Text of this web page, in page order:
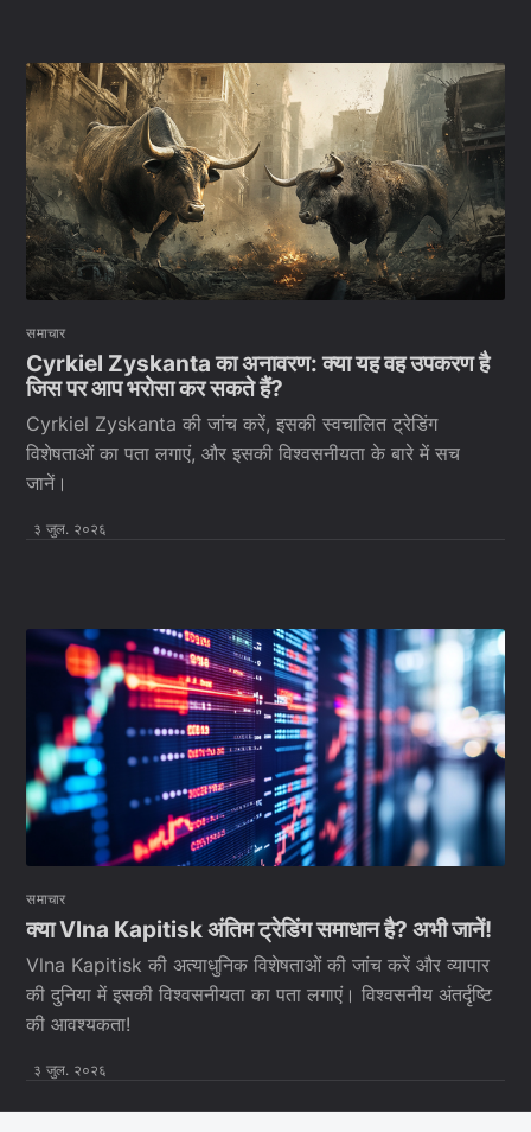
समाचार
Cyrkiel Zyskanta का अनावरण: क्या यह वह उपकरण है
जिस पर आप भरोसा कर सकते हैं?
Cyrkiel Zyskanta की जांच करें, इसकी स्वचालित ट्रेडिंग
विशेषताओं का पता लगाएं, और इसकी विश्वसनीयता के बारे में सच
जानें।
३ जुल. २०२६
समाचार
क्या Vlna Kapitisk अंतिम ट्रेडिंग समाधान है? अभी जानें!
Vlna Kapitisk की अत्याधुनिक विशेषताओं की जांच करें और व्यापार
की दुनिया में इसकी विश्वसनीयता का पता लगाएं। विश्वसनीय अंतर्दृष्टि
की आवश्यकता!
३ जुल. २०२६